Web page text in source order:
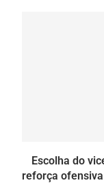
Escolha do
reforça